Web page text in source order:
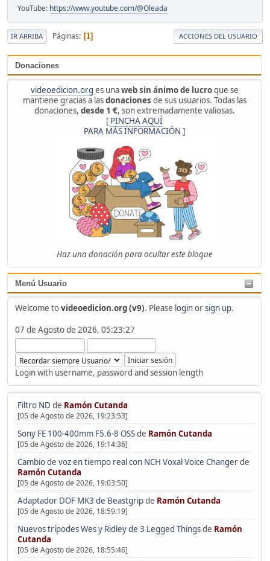
Donaciones
videoedicion.org es unaweb sin ánimo de lucroque se
mantiene gracias a lasdonaciones de sus usuarios. Todas las
donaciones, desde 1 €, son extremadamente valiosas.
[ PINCHA AQUÍ
PARA MÁS INFORMACIÓN ]
Haz una donación para ocultar este bloque
Menú Usuario
Welcome tovideoedicion.org (v9). Please loginorsign up.
07 de Agosto de 2026, 05:23:27
Login with username, password and session length
Filtro ND de Ramón Cutanda
[05 de Agosto de 2026, 19:23:53]
Sony FE 100-400mm F5.6-8 OSSde Ramón Cutanda
[05 de Agosto de 2026, 19:14:36]
Cambio de voz en tiempo real con NCH Voxal Voice Changerde
Ramón Cutanda
[05 de Agosto de 2026, 19:03:50]
Adaptador DOF MK3 de Beastgripde Ramón Cutanda
[05 de Agosto de 2026, 18:59:19]
Nuevos trípodes Wes y Ridley de 3 Legged Thingsde Ramón
Cutanda
[05 de Agosto de 2026, 18:55:46]
YouTube: https://www.youtube.com/@Oleada
IR ARRIBA Páginas 1 ACCIONES DEL USUARIO